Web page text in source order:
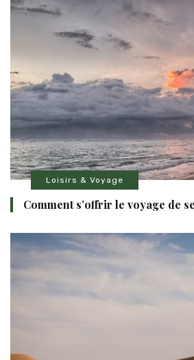
Loisirs & Voyage
Comment s’offrir le voyage de